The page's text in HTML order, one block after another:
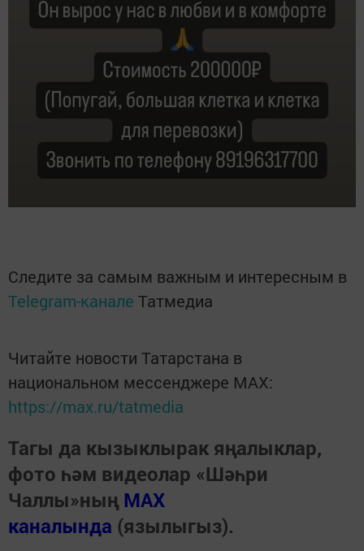
Следите за самым важным и интересным в
Telegram-канале Татмедиа
Читайте новости Татарстана в
национальном мессенджере MАХ:
https://max.ru/tatmedia
Тагы да кызыклырак яңалыклар,
фото һәм видеолар «Шәһри
Чаллы»ның MAX
каналында (язылыгыз).